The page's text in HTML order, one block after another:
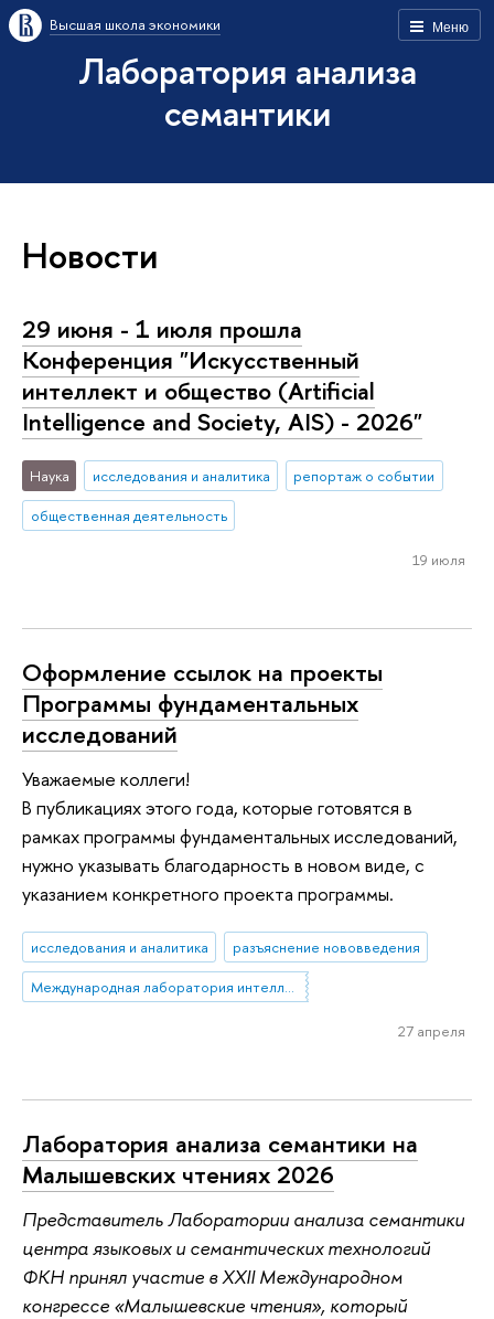
Меню
Высшая школа экономики
Лаборатория анализа
семантики
Новости
29 июня - 1 июля прошла
Конференция "Искусственный
интеллект и общество (Artificial
Intelligence and Society, AIS) - 2026"
Наука исследования и аналитика
репортаж о событии
общественная деятельность
19 июля
Оформление ссылок на проекты
Программы фундаментальных
исследований
Уважаемые коллеги!
В публикациях этого года, которые готовятся в
рамках программы фундаментальных исследований,
нужно указывать благодарность в новом виде, с
указанием конкретного проекта программы.
исследования и аналитика
разъяснение нововведения
Международная лаборатория интеллектуальных систем и структурного анализа
27 апреля
Лаборатория анализа семантики на
Малышевских чтениях 2026
Представитель Лаборатории анализа семантики
центра языковых и семантических технологий
ФКН принял участие в XXII Международном
конгрессе «Малышевские чтения», который